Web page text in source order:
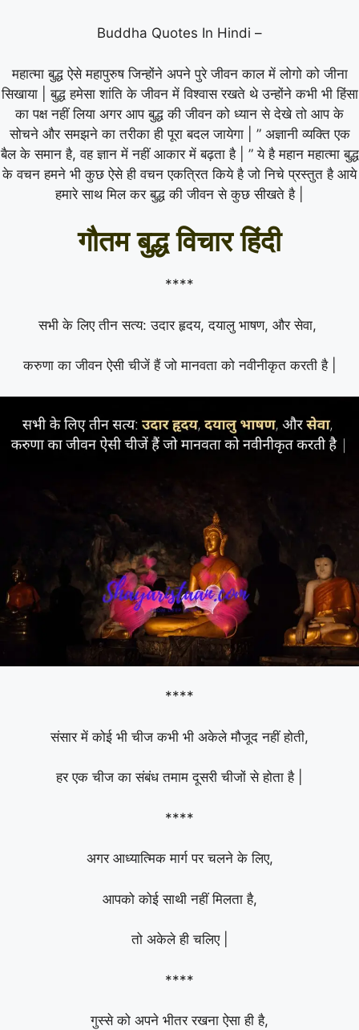
Buddha Quotes In Hindi –
महात्मा बुद्ध ऐसे महापुरुष जिन्होंने अपने पुरे जीवन काल में लोगो को जीना
सिखाया | बुद्ध हमेसा शांति के जीवन में विश्वास रखते थे उन्होंने कभी भी हिंसा
का पक्ष नहीं लिया अगर आप बुद्ध की जीवन को ध्यान से देखे तो आप के
सोचने और समझने का तरीका ही पूरा बदल जायेगा | ” अज्ञानी व्यक्ति एक
बैल के समान है, वह ज्ञान में नहीं आकार में बढ़ता है | ” ये है महान महात्मा बुद्ध
के वचन हमने भी कुछ ऐसे ही वचन एकत्रित किये है जो निचे प्रस्तुत है आये
हमारे साथ मिल कर बुद्ध की जीवन से कुछ सीखते है |
गौतम बुद्ध विचार हिंदी
****
सभी के लिए तीन सत्य: उदार हृदय, दयालु भाषण, और सेवा,
करुणा का जीवन ऐसी चीजें हैं जो मानवता को नवीनीकृत करती है |
****
संसार में कोई भी चीज कभी भी अकेले मौजूद नहीं होती,
हर एक चीज का संबंध तमाम दूसरी चीजों से होता है |
****
अगर आध्यात्मिक मार्ग पर चलने के लिए,
आपको कोई साथी नहीं मिलता है,
तो अकेले ही चलिए |
****
गुस्से को अपने भीतर रखना ऐसा ही है,